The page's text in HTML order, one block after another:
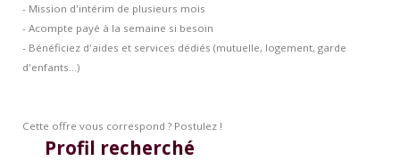
- Mission d'intérim de plusieurs mois
- Acompte payé à la semaine si besoin
- Bénéficiez d'aides et services dédiés (mutuelle, logement, garde
d'enfants...)
Cette offre vous correspond ? Postulez !
Profil recherché